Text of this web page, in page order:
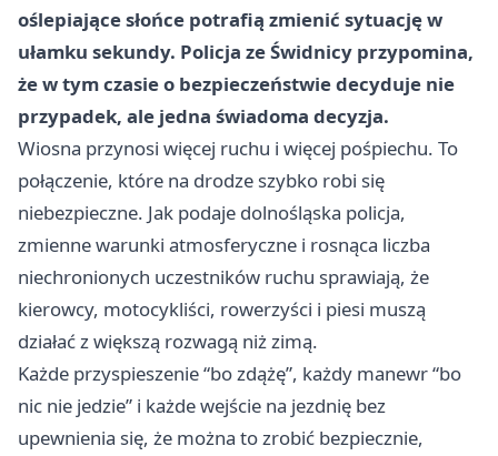
oślepiające słońce potrafią zmienić sytuację w
ułamku sekundy. Policja ze Świdnicy przypomina,
że w tym czasie o bezpieczeństwie decyduje nie
przypadek, ale jedna świadoma decyzja.
Wiosna przynosi więcej ruchu i więcej pośpiechu. To
połączenie, które na drodze szybko robi się
niebezpieczne. Jak podaje dolnośląska policja,
zmienne warunki atmosferyczne i rosnąca liczba
niechronionych uczestników ruchu sprawiają, że
kierowcy, motocykliści, rowerzyści i piesi muszą
działać z większą rozwagą niż zimą.
Każde przyspieszenie “bo zdążę”, każdy manewr “bo
nic nie jedzie” i każde wejście na jezdnię bez
upewnienia się, że można to zrobić bezpiecznie,